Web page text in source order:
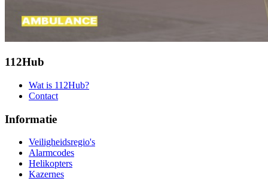
112Hub
Wat is 112Hub?
Contact
Informatie
Veiligheidsregio's
Alarmcodes
Helikopters
Kazernes